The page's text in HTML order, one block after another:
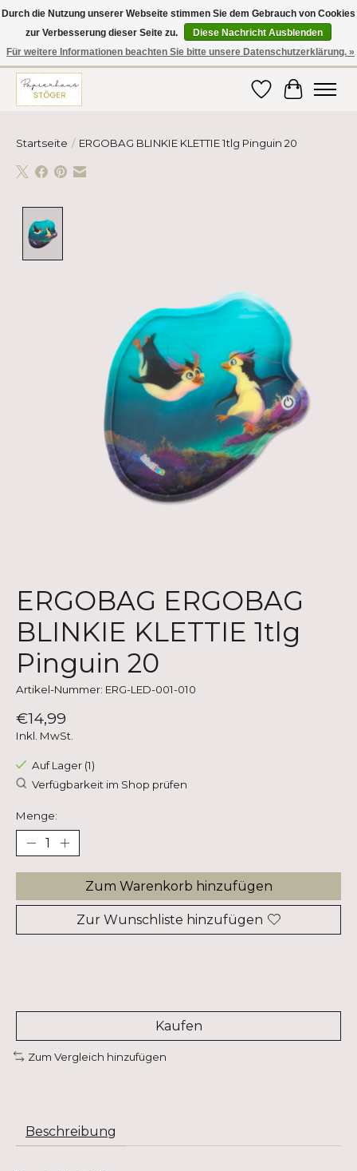
Hier finden Sie hochwertige Produkte im Bereich Schule, Büro, Papier,
Schreiben und vieles mehr! Erhalten Sie Ihre Bestellung bequem nach
Hause oder ins Büro geliefert!
Wunschzettel
Ihr
Startseite / ERGOBAG BLINKIE KLETTIE 1tlg Pinguin 20
ERGOBAG ERGOBAG
BLINKIE KLETTIE 1tlg
Pinguin 20
Artikel-Nummer: ERG-LED-001-010
€14,99
Inkl. MwSt.
Auf Lager (1)
Verfügbarkeit im Shop prüfen
Menge:
Zum Warenkorb hinzufügen
Zur Wunschliste hinzufügen
Kaufen
Zum Vergleich hinzufügen
Beschreibung
Durch die Nutzung unserer Webseite stimmen Sie dem Gebrauch von Cookies
zur Verbesserung dieser Seite zu.
Diese Nachricht Ausblenden
Für weitere Informationen beachten Sie bitte unsere Datenschutzerklärung. »